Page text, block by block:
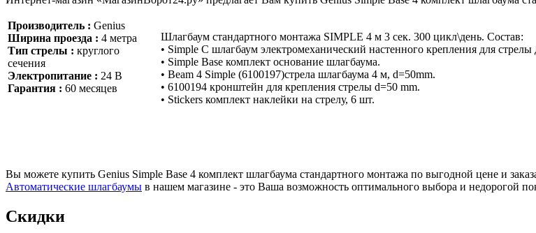
Производитель : Genius
Ширина проезда : 4 метра
Тип стрелы : круглого
сечения
Электропитание : 24 В
Гарантия : 60 месяцев
Шлагбаум стандартного монтажа SIMPLE 4 м 3 сек. 300 цикл\день. Состав:
• Simple C шлагбаум электромеханический настенного крепления для
• Simple Base комплект основание шлагбаума.
• Beam 4 Simple (6100197)стрела шлагбаума 4 м, d=50mm.
• 6100194 кронштейн для крепления стрелы d=50 mm.
• Stickers комплект наклейки на стрелу, 6 шт.
Вы можете купить Genius Simple Base 4 комплект шлагбаума стандартного монтажа по выгодной цене и
Автоматические шлагбаумы в нашем магазине - это Ваша возможность оптимального выбора и недорогой
Скидки